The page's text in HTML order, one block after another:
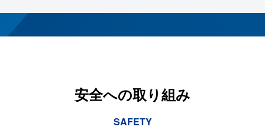
安全への取り組み
SAFETY